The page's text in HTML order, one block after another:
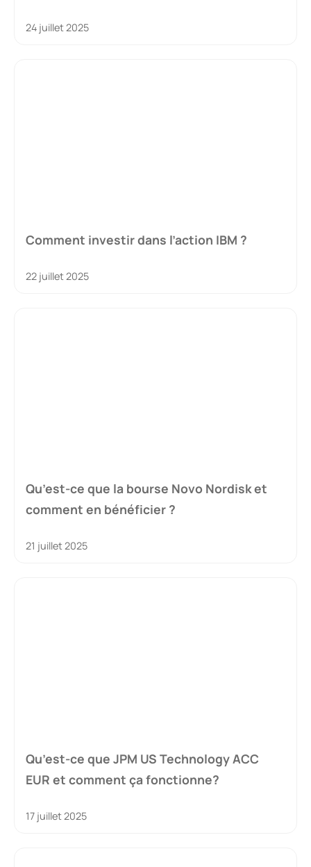
24 juillet 2025
Comment investir dans l’action IBM ?
22 juillet 2025
Qu’est-ce que la bourse Novo Nordisk et
comment en bénéficier ?
21 juillet 2025
Qu’est-ce que JPM US Technology ACC
EUR et comment ça fonctionne?
17 juillet 2025